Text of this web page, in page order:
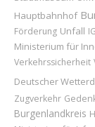
Hauptbahnhof
Förderung Unfall
Ministerium für
Verkehrssicherheit
Deutscher
Zugverkehr
Burgenlandkreis